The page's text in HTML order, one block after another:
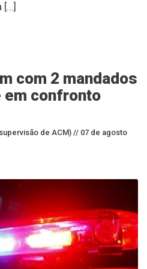
[…]
com 2 mandados
em confronto
de ACM) // 07 de agosto